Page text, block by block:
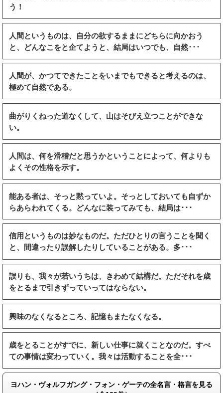
う！
人間というものは、自分の欲するままにどちらに向かおう
と、どんなこをと企てようと、結局はいつでも、自然･･･
人間が、かつてできたことをいまでもできると考えるのは、
極めて自然である。
曲がりくねった道なくして、山はそびえ立つことができな
い。
人間は、何を滑稽だと思うかということによって、何よりも
よくその性格を示す。
能ある者は、そっと黙っていよ。そっとしておいても自ずか
らあらわれてくる。どんなに装ってみても、結局は･･･
信用というものは妙なものだ。ただひとりの言うことを聞く
と、間違ったり誤解したりしていることがある。多･･･
誤りも、我々が若いうちは、きわめて結構だ。ただそれを歳
をとるまで引きずっていってはならない。
興味のなくなるところ、記憶もまたなくなる。
歳をとることがすでに、新しい仕事に就くことなのだ。すべ
ての事情は変わっていく。我々は活動することを全･･･
ヨハン・ヴォルフガング・フォン・ゲーテの全名言・格言を見る